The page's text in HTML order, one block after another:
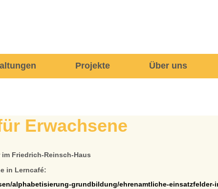
Projekte Über uns
Erwachsene
Friedrich-Reinsch-Haus
in Lerncafé:
alphabetisierung-grundbildung/ehrenamtliche-einsatzfelder-